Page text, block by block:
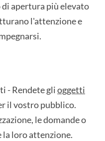
apertura più elevato
l'attenzione e
- Rendete glioggetti
il vostro pubblico.
le domande o
la loro attenzione.